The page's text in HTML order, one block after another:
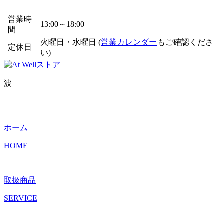
営業時
間
13:00～18:00
定休日
火曜日・水曜日 (営業カレンダー もご確認くださ
い)
波
ホーム
HOME
取扱商品
SERVICE